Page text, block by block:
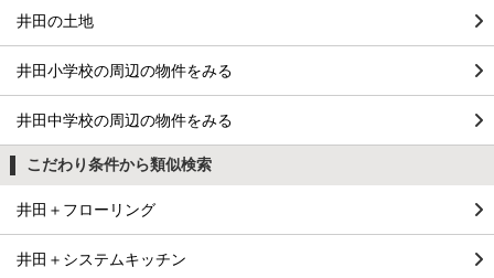
井田の土地
井田小学校の周辺の物件をみる
井田中学校の周辺の物件をみる
こだわり条件から類似検索
井田＋フローリング
井田＋システムキッチン